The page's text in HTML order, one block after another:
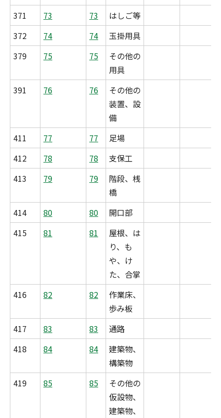
371
73 73 はしご等
372
74 74 玉掛用具
379
75 75
その他の
用具
391 76 76
その他の
装置、設
備
411 77 77 足場
412
78 78 支保工
413
79 79
階段、桟
橋
414 80 80 開口部
415
81 81
屋根、は
り、も
や、け
た、合掌
416 82 82
作業床、
歩み板
417 83 83 通路
418
84 84
建築物、
構築物
419 85 85
その他の
仮設物、
建築物、